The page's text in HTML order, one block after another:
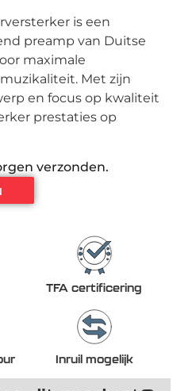
is een
preamp van Duitse
maximale
Met zijn
en focus op kwaliteit
prestaties op
verzonden.
TFA certificering
Inruil mogelijk